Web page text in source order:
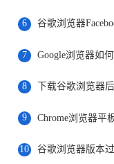
6 谷歌浏览器
7 Google浏览器如
8 下载谷歌浏览器
9
10 谷歌浏览器版本